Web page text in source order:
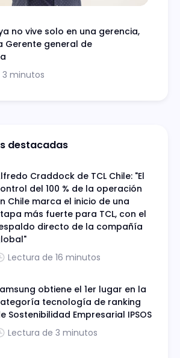
no vive solo en una gerencia,
Gerente general de
minutos
destacadas
Craddock de TCL Chile: "El
del 100 % de la operación
Chile marca el inicio de una
más fuerte para TCL, con el
directo de la compañía
Lectura de 16 minutos
obtiene el 1er lugar en la
tecnología de ranking
Sostenibilidad Empresarial IPSOS
Lectura de 3 minutos